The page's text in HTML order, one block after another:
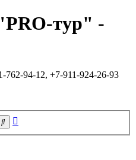
тур" -
94-12, +7-911-924-26-93
Поиск